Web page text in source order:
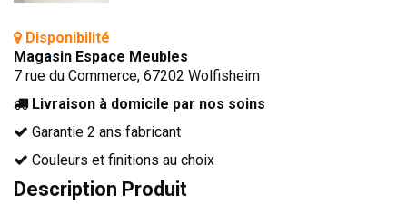
Disponibilité
Magasin Espace Meubles
7 rue du Commerce, 67202 Wolfisheim
Livraison à domicile par nos soins
Garantie 2 ans fabricant
Couleurs et finitions au choix
Description Produit